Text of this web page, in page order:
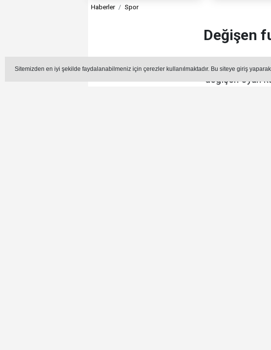
Sitemizden en iyi şekilde faydalanabilmeniz için çerezler kullanılmaktadır. Bu siteye giriş yaparak
Haberler Spor
Değişen
Türkiye Spor Yazarları Derneği Adana
değişen oyun